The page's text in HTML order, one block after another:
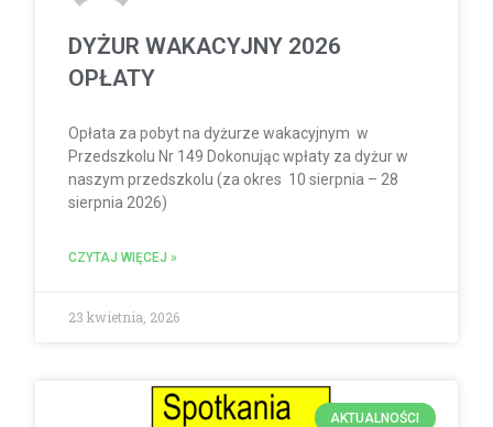
DYŻUR WAKACYJNY 2026
OPŁATY
Opłata za pobyt na dyżurze wakacyjnym w
Przedszkolu Nr 149 Dokonując wpłaty za dyżur w
naszym przedszkolu (za okres 10 sierpnia – 28
sierpnia 2026)
CZYTAJ WIĘCEJ »
23 kwietnia, 2026
AKTUALNOŚCI